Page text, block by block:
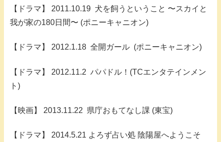
【ドラマ】 2011.10.19 犬を飼うということ 〜スカイと
我が家の180日間〜 (ポニーキャニオン)
【ドラマ】 2012.1.18 全開ガール (ポニーキャニオン)
【ドラマ】 2012.11.2 パパドル！(TCエンタテインメン
ト)
【映画】 2013.11.22 県庁おもてなし課 (東宝)
【ドラマ】 2014.5.21 よろず占い処 陰陽屋へようこそ